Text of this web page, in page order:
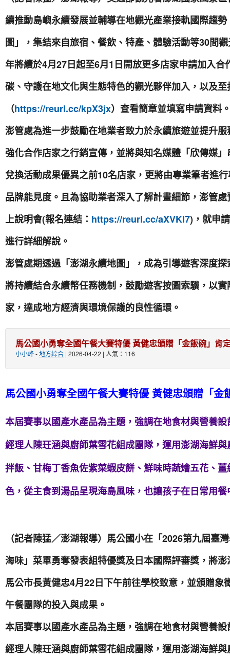
續推動島嶼永續發展並輔導在地觀光產業接軌國際趨
圖」，集結來自旅宿、餐飲、特產、體驗活動等30間
年將續於4月27日起至6月1日開放更多店家申請加入
碳、守護在地文化與生態特色的觀光夥伴加入，以及至
（https://reurl.cc/kpX3jx）查看簡章並填寫申請資料
澎管處為進一步鼓勵在地業者致力於永續旅遊並提升
強化合作店家之行銷宣傳，並將與知名媒體「欣傳媒
兌換活動成果優異之前10名店家，更將由專業筆者進
品牌能見度。且為協助業者深入了解計畫細節，澎管
上說明會(報名連結： https://reurl.cc/aXVKl7)，就申
進行詳細解說。
澎管處期透過「澎湖永續地圖」，成為引導遊客深度
將持續結合永續幣任務機制，鼓勵遊客按圖索驥，以
家，達成地方經濟與環境保護的良性循環。
馬公國小勇奪全國午餐大賽特優 黃健忠頒贈「金飯碗」肯
小小峰-地方綜合 | 2026-04-22 | 人氣：116
馬公國小勇奪全國午餐大賽特優 黃健忠頒贈「金
本屆賽事以國產水產品為主題，強調在地食材與營養
經理人陳玨涵與廚師葉雪花組成團隊，運用澎湖海鮮
拌飯、甘梅丁香魚佐紫菜蝦皮餅、鮮味時蔬燴五花、
色，從主食到湯品呈現海島風味，也讓孩子在日常用
（記者陳猛／澎湖報導）馬公國小在「2026第九屆臺
海味」菜單勇奪發表組特優獎及日本國際評審獎，將
馬公市長黃健忠4月22日下午前往學校致意，並頒贈象
午餐團隊的投入與成果。
本屆賽事以國產水產品為主題，強調在地食材與營養
經理人陳玨涵與廚師葉雪花組成團隊，運用澎湖海鮮